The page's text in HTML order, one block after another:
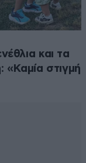
και τα
«Καμία στιγμή